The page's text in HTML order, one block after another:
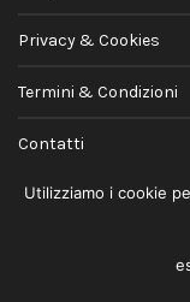
Privacy & Cookies
Termini & Condizioni
Contatti
©
Utilizziamo i cookie